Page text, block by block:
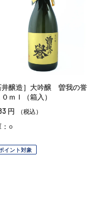
井醸造］大吟醸 曽我の誉
０ｍｌ（箱入）
円 （税込）
：○
イント対象